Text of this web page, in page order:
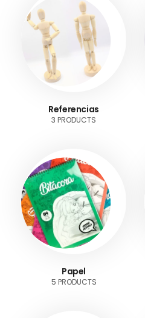
Referencias
3 PRODUCTS
Papel
5 PRODUCTS